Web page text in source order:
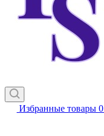
Избранные товары 0